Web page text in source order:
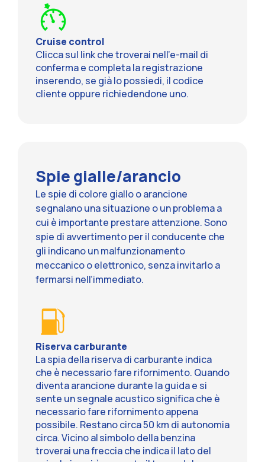
Cruise control
Clicca sul link che troverai nell'e-mail di
conferma e completa la registrazione
inserendo, se già lo possiedi, il codice
cliente oppure richiedendone uno.
Spie gialle/arancio
Le spie di colore giallo o arancione
segnalano una situazione o un problema a
cui è importante prestare attenzione. Sono
spie di avvertimento per il conducente che
gli indicano un malfunzionamento
meccanico o elettronico, senza invitarlo a
fermarsi nell’immediato.
Riserva carburante
La spia della riserva di carburante indica
che è necessario fare rifornimento. Quando
diventa arancione durante la guida e si
sente un segnale acustico significa che è
necessario fare rifornimento appena
possibile. Restano circa 50 km di autonomia
circa. Vicino al simbolo della benzina
troverai una freccia che indica il lato del